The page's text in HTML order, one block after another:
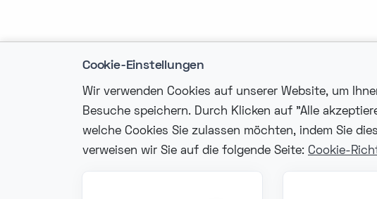
Cookie-Einstellungen
Wir verwenden Cookies auf unserer Website, um
Besuche speichern. Durch Klicken auf "Alle
welche Cookies Sie zulassen möchten, indem Sie
verweisen wir Sie auf die folgende Seite: Cookie-
Kontakt